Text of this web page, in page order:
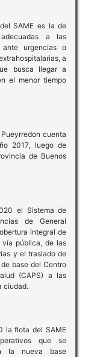
SAME es la de
a las
ante urgencias o
a
busca llegar a
el menor tiempo
cuenta
2017, luego de
de Buenos
el Sistema de
de General
integral de
vía pública, de las
y el traslado de
base del Centro
(CAPS) a las
ciudad.
flota del SAME
que se
la nueva base